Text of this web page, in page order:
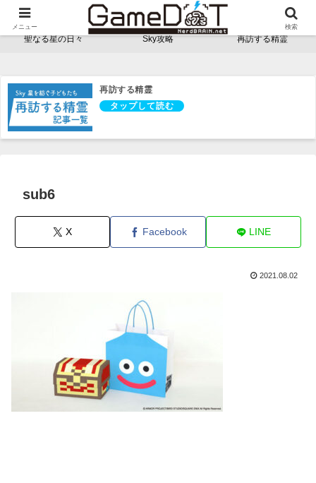
NerdBRAINゲーム支部 - ゲームドット -
聖なる星の日々 Sky攻略 再訪する精霊
再訪する精霊
sub6
X Facebook LINE
2021.08.02
メニュー 検索